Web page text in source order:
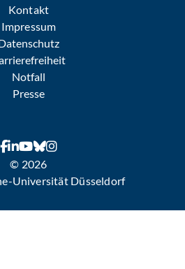
Kontakt
Impressum
Notfall
Presse
© 2026
Universität Düsseldorf